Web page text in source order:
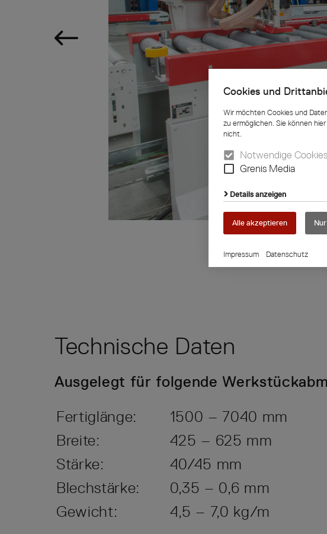
Cookies und
Wir möchten Cookies und
zu ermöglichen. Sie können
nicht.
Notwendige Cookies
Grenis Media
Details anzeigen
Alle akzeptieren
Impressum Datenschutz
Technische Daten
Ausgelegt für folgende
Fertiglänge:
1500 – 7040 mm
Breite:
425 – 625 mm
Stärke:
40/45 mm
Blechstärke:
0,35 – 0,6 mm
Gewicht:
4,5 – 7,0 kg/m